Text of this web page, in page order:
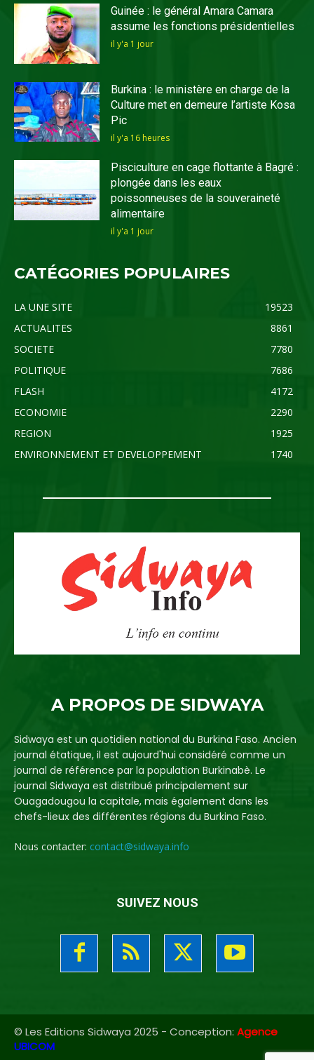
Guinée : le général Amara Camara
assume les fonctions présidentielles
il y'a 1 jour
Burkina : le ministère en charge de la
Culture met en demeure l’artiste Kosa
Pic
il y'a 16 heures
Pisciculture en cage flottante à Bagré :
plongée dans les eaux
poissonneuses de la souveraineté
alimentaire
il y'a 1 jour
CATÉGORIES POPULAIRES
LA UNE SITE
19523
ACTUALITES
8861
SOCIETE
7780
POLITIQUE
7686
FLASH
4172
ECONOMIE
2290
REGION
1925
ENVIRONNEMENT ET DEVELOPPEMENT
1740
A PROPOS DE SIDWAYA
Sidwaya est un quotidien national du Burkina Faso. Ancien
journal étatique, il est aujourd'hui considéré comme un
journal de référence par la population Burkinabè. Le
journal Sidwaya est distribué principalement sur
Ouagadougou la capitale, mais également dans les
chefs-lieux des différentes régions du Burkina Faso.
Nous contacter: contact@sidwaya.info
SUIVEZ NOUS
© Les Editions Sidwaya 2025 - Conception: Agence
UBICOM